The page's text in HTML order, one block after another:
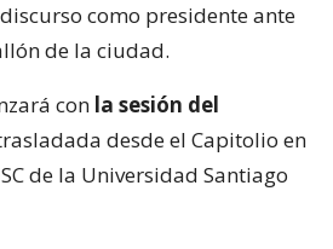
como presidente ante
de la ciudad.
con la sesión del
desde el Capitolio en
de la Universidad Santiago